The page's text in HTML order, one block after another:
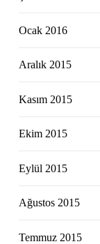
Ocak 2016
Aralık 2015
Kasım 2015
Ekim 2015
Eylül 2015
Ağustos 2015
Temmuz 2015